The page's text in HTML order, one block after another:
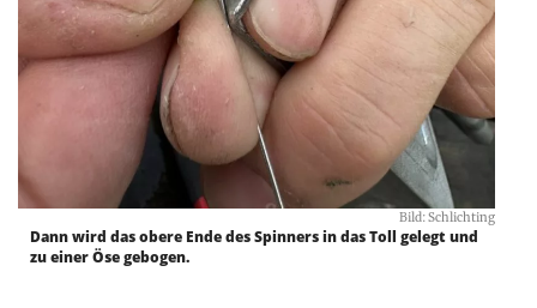
Bild: Schlichting
Dann wird das obere Ende des Spinners in das Toll gelegt und
zu einer Öse gebogen.